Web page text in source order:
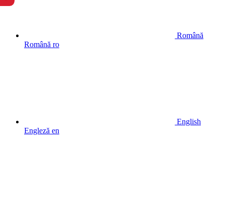
Română
Română ro
English
Engleză en